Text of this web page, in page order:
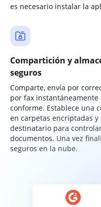
es necesario instalar la
Compartición y
seguros
Comparte, envía por
por fax
conforme. Establece una
en carpetas encriptadas
destinatario para
documentos. Una vez
seguros en la nube.